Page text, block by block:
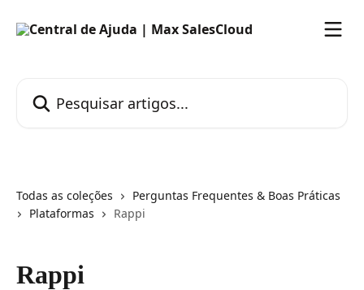
Todas as coleções
Perguntas Frequentes & Boas Práticas
Plataformas
Rappi
Rappi